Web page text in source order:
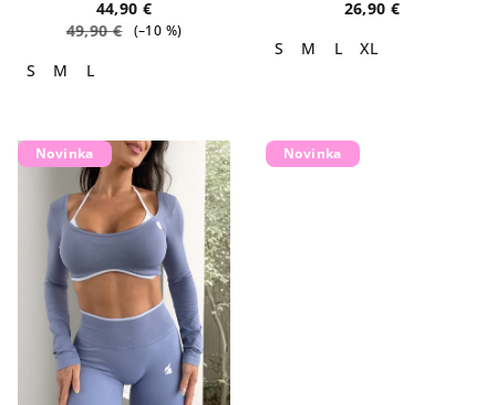
44,90 €
49,90 €
(–10 %)
S M L
26,90 €
S
M L XL
Novinka Novinka